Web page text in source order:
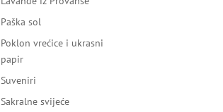
Paška sol
Poklon vrećice i ukrasni
papir
Suveniri
Sakralne svijeće